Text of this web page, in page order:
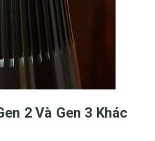
2 Và Gen 3 Khác